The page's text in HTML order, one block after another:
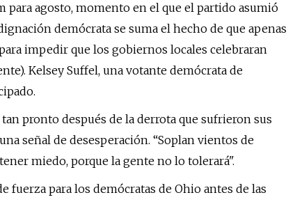
agosto, momento en el que el partido asumió
demócrata se suma el hecho de que apenas
impedir que los gobiernos locales celebraran
Kelsey Suffel, una votante demócrata de
pronto después de la derrota que sufrieron sus
señal de desesperación. “Soplan vientos de
miedo, porque la gente no lo tolerará".
para los demócratas de Ohio antes de las